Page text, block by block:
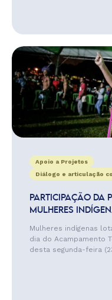
Apoio a Projetos
Diálogo e articulação
PARTICIPAÇÃO DA
MULHERES
Mulheres indígenas
dia do Acampamento
desta segunda-feira